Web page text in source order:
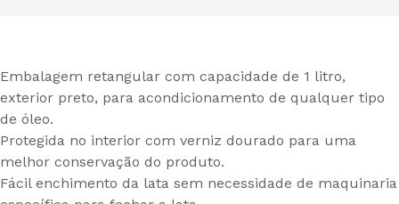
Embalagem retangular com capacidade de 1 litro,
exterior preto, para acondicionamento de qualquer tipo
de óleo.
Protegida no interior com verniz dourado para uma
melhor conservação do produto.
Fácil enchimento da lata sem necessidade de maquinaria